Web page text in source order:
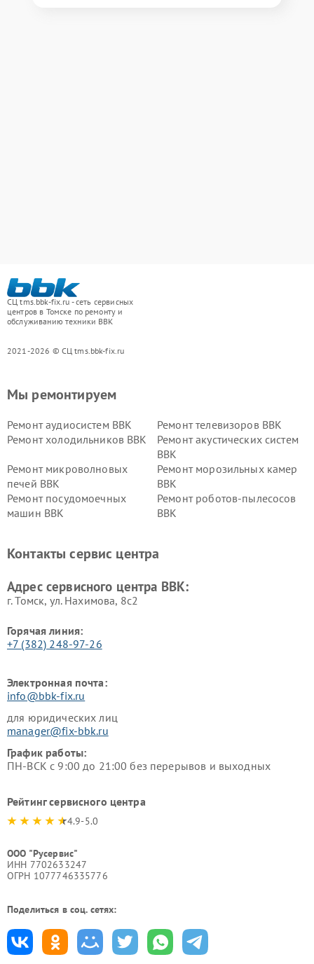
СЦ tms.bbk-fix.ru - сеть сервисных
центров в Томске по ремонту и
обслуживанию техники BBK
2021-2026 © СЦ tms.bbk-fix.ru
Мы ремонтируем
Ремонт аудиосистем BBK
Ремонт телевизоров BBK
Ремонт холодильников BBK
Ремонт акустических систем
BBK
Ремонт микроволновых
печей BBK
Ремонт морозильных камер
BBK
Ремонт посудомоечных
машин BBK
Ремонт роботов-пылесосов
BBK
Ремонт винных шкафов BBK
Контакты сервис центра
Адрес сервисного центра BBK:
г. Томск, ул. Нахимова, 8с2
Горячая линия:
+7 (382) 248-97-26
Электронная почта:
info@bbk-fix.ru
для юридических лиц
manager@fix-bbk.ru
График работы:
ПН-ВСК с 9:00 до 21:00 без перерывов и выходных
Рейтинг сервисного центра
4.9-5.0
ООО "Русервис"
ИНН 7702633247
ОГРН 1077746335776
Поделиться в соц. сетях: